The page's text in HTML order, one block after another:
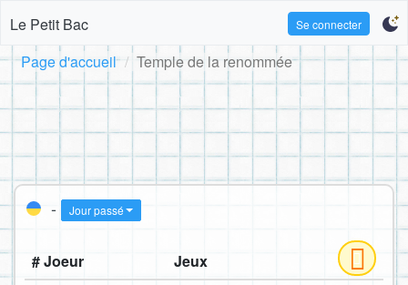
Le Petit Bac Se connecter
Page d'accueil Temple de la renommée
- Jour passé
# Joeur Jeux